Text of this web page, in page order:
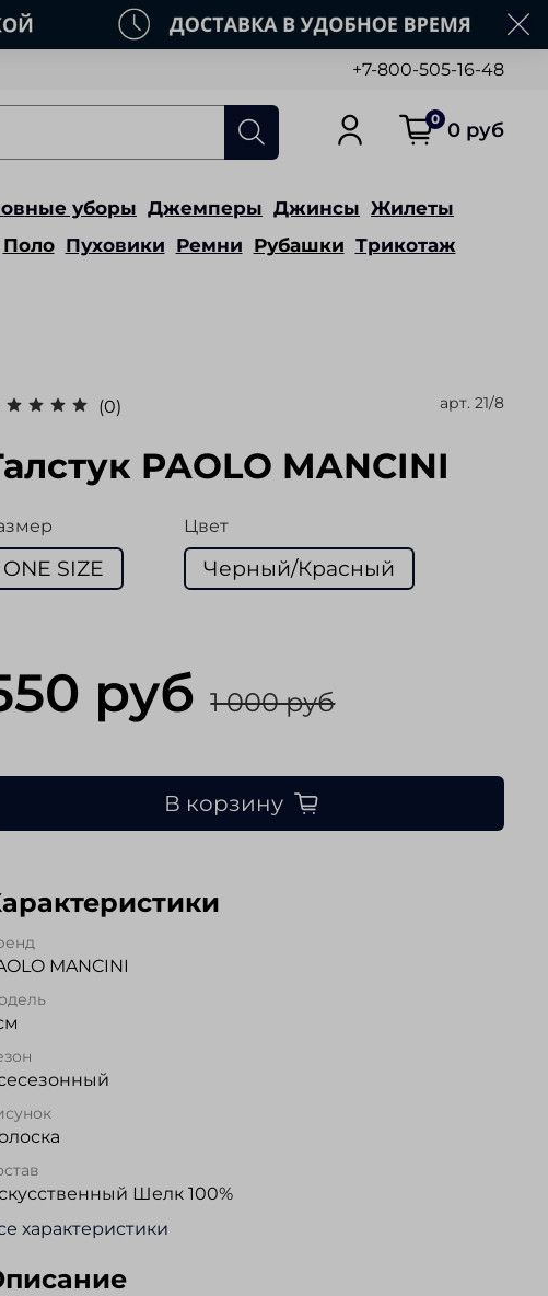
+7-800-505-16-48
0 0 руб
уборы Джемперы Джинсы Жилеты
Поло Пуховики Ремни Рубашки Трикотаж
(0) арт. 21/8
PAOLO MANCINI
ONE SIZE
Цвет
Черный/Красный
руб 1 000 руб
В корзину
MANCINI
Шелк 100%
характеристики